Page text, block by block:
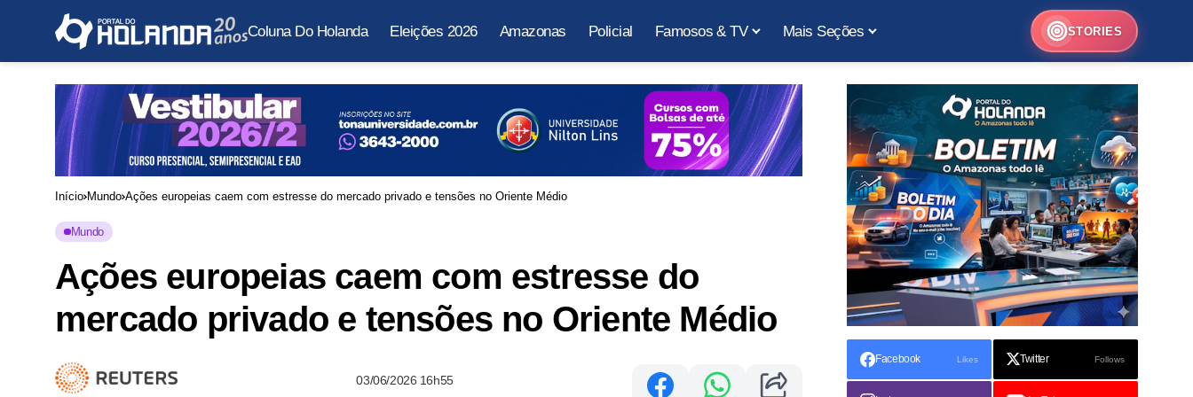
Coluna Do Holanda Eleições 2026 Amazonas Policial Famosos & TV Mais Seções STORIES
Início Mundo Ações europeias caem com estresse do mercado privado e tensões no Oriente Médio
Mundo
Ações europeias caem com estresse do
mercado privado e tensões no Oriente Médio
03/06/2026 16h55
Facebook Likes Twitter Follows